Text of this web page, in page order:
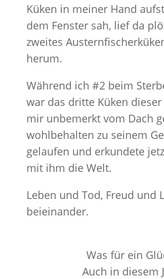
Küken in meiner Hand
dem Fenster sah, lief da
zweites
herum.
Während ich #2 beim
war das dritte Küken
mir unbemerkt vom Dach
wohlbehalten zu seinem
gelaufen und erkundete
mit ihm die Welt.
Leben und Tod, Freud und
beieinander.
Was für ein
Auch in diesem